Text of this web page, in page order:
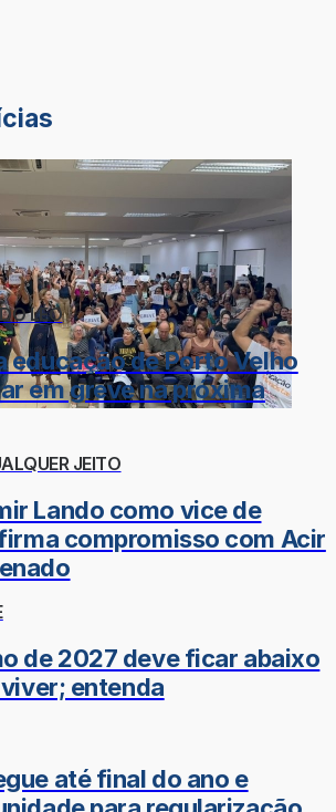
LÉO
educação de Porto Velho
em greve na próxima
JEITO
Lando como vice de
compromisso com Acir
de 2027 deve ficar abaixo
entenda
até final do ano e